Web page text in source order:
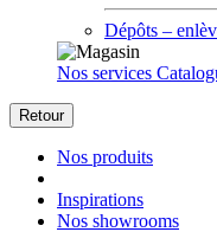
Dépôts –
Nos services
Retour
Nos produits
Inspirations
Nos showrooms